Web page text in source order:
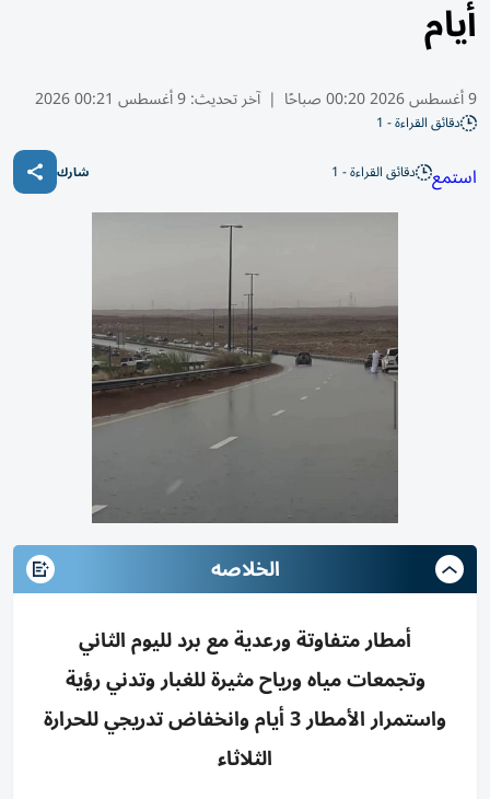
أيام
9 أغسطس 2026 00:20 صباحًا | آخر تحديث:9 أغسطس 00:21 2026
دقائق القراءة - 1
استمع دقائق القراءة - 1 شارك
الخلاصه
أمطار متفاوتة ورعدية مع برد لليوم الثاني
وتجمعات مياه ورياح مثيرة للغبار وتدني رؤية
واستمرار الأمطار 3 أيام وانخفاض تدريجي للحرارة
الثلاثاء